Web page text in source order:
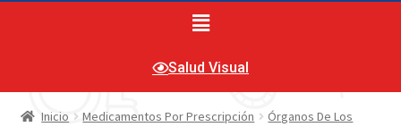
Salud Visual
Inicio Medicamentos Por Prescripción
Órganos De Los